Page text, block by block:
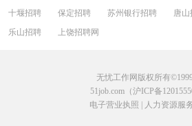
十堰招聘
保定招聘 苏州银行招聘 唐山
乐山招聘
上饶招聘网
无忧工作网版权所有
51job.com（沪ICP备
电子营业执照
人力资源服